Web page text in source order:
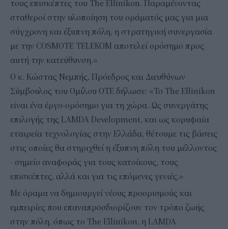
τους επισκέπτες του The Ellinikon. Παραμένοντας
σταθεροί στην υλοποίηση του οράματός μας για μια
σύγχρονη και έξυπνη πόλη, η στρατηγική συνεργασία
με την COSMOTE TELEKOM αποτελεί ορόσημο προς
αυτή την κατεύθυνση.»
Ο κ. Κώστας Νεμπής, Πρόεδρος και Διευθύνων
Σύμβουλος του Ομίλου ΟΤΕ δήλωσε: «Το The Ellinikon
είναι ένα έργο-ορόσημο για τη χώρα. Ως συνεργάτης
επιλογής της LAMDA Development, και ως κορυφαία
εταιρεία τεχνολογίας στην Ελλάδα, θέτουμε τις βάσεις
στις οποίες θα στηριχθεί η έξυπνη πόλη του μέλλοντος
- σημείο αναφοράς για τους κατοίκους, τους
επισκέπτες, αλλά και για τις επόμενες γενιές.»
Με όραμα να δημιουργεί νέους προορισμούς και
εμπειρίες που επαναπροσδιορίζουν τον τρόπο ζωής
στην πόλη, όπως το The Ellinikon, η LAMDA